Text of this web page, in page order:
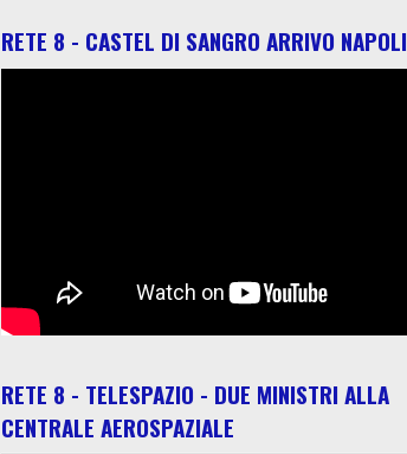
RETE 8 - CASTEL DI SANGRO ARRIVO NAPOLI
RETE 8 - TELESPAZIO - DUE MINISTRI ALLA
CENTRALE AEROSPAZIALE